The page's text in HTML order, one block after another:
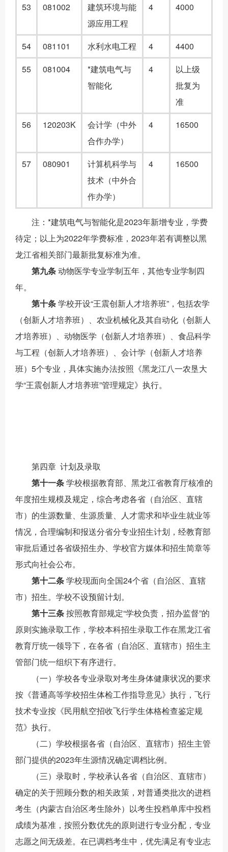
53 081002
建筑环境与能
源应用工程
4 4000
54 081101 水利水电工程 4
4400
55 081004
*建筑电气与
智能化
4
以上级
批复为
准
56 120203K
会计学（中外
合作办学）
4 16500
57 080901
计算机科学与
技术（中外合
作办学）
4 16500
注： *建筑电气与智能化是2023年新增专业，学费
待定；以上为2022年学费标准， 2023年若有调整以黑
龙江省相关部门最新批复标准为准。
第九条动物医学专业学制五年，其他专业学制四
年。
第十条学校开设“王震创新人才培养班” ，包括农学
（创新人才培养班）、农业机械化及其自动化（创新人
才培养班）、动物医学（创新人才培养班）、食品科学
与工程（创新人才培养班）、会计学（创新人才培养
班） 5个专业，具体实施办法按照《黑龙江八一农垦大
学“王震创新人才培养班”管理规定》执行。
第四章 计划及录取
第十一条学校根据教育部、黑龙江省教育厅核准的
年度招生规模及规定 ，综合考虑各省（自治区、直辖
市）的生源数量、生源质量、 人才需求和毕业生就业等
情况 ，合理编制和报送分省分专业招生计划， 经教育部
审批后通过各省级招生办、学校官方媒体和招生简章等
形式向社会公布。
第十二条学校现面向全国24个省（自治区、直辖
市）招生。 学校不设预留计划。
第十三条按照教育部规定“学校负责，招办监督”的
原则实施录取工作，学校本科招生录取工作在黑龙江省
教育厅统一领导下，在各省（自治区、直辖市）招生主
管部门统一组织下有序进行。
（一）学校各专业录取对考生身体健康状况的要求
按《普通高等学校招生体检工作指导意见》执行，飞行
技术专业按《民用航空招收飞行学生体格检查鉴定规
范》执行。
（二） 学校根据各省（自治区、直辖市）招生主管
部门提供的2023年生源情况确定调档比例。
（三）录取时，学校承认各省（自治区、直辖市）
确定的关于照顾分数的相关政策，对普通类批次的进档
考生 （内蒙古自治区考生除外） 以考生投档单库中投档
成绩为基准，按照分数优先的原则进行专业分配，专业
志愿之间无级差。在已调档考生中，优先满足有专业志